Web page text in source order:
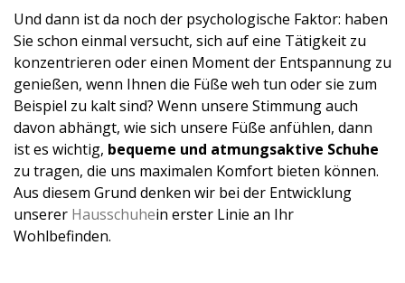
Und dann ist da noch der psychologische Faktor: haben
Sie schon einmal versucht, sich auf eine Tätigkeit zu
konzentrieren oder einen Moment der Entspannung zu
genießen, wenn Ihnen die Füße weh tun oder sie zum
Beispiel zu kalt sind? Wenn unsere Stimmung auch
davon abhängt, wie sich unsere Füße anfühlen, dann
ist es wichtig, bequeme und atmungsaktive Schuhe
zu tragen, die uns maximalen Komfort bieten können.
Aus diesem Grund denken wir bei der Entwicklung
unserer Hausschuhein erster Linie an Ihr
Wohlbefinden.